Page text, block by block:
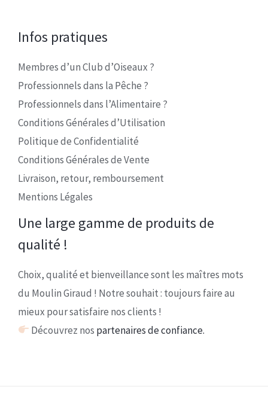
Infos pratiques
Membres d’un Club d’Oiseaux ?
Professionnels dans la Pêche ?
Professionnels dans l’Alimentaire ?
Conditions Générales d’Utilisation
Politique de Confidentialité
Conditions Générales de Vente
Livraison, retour, remboursement
Mentions Légales
Une large gamme de produits de
qualité !
Choix, qualité et bienveillance sont les maîtres mots
du Moulin Giraud ! Notre souhait : toujours faire au
mieux pour satisfaire nos clients !
Découvrez nos partenaires de confiance.